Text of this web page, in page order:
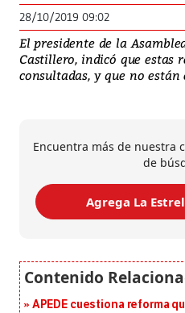
28/10/2019 09:02
El presidente de la
Castillero, indicó que estas
consultadas, y que no
Encuentra más de nuestra
de
Agrega La
APEDE cuestiona reforma